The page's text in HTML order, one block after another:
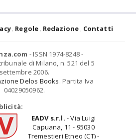
Regole Redazione Contatti
- ISSN 1974-8248 -
di Milano, n. 521 del 5
settembre 2006.
Delos Books. Partita Iva
04029050962.
EADV s.r.l. - Via Luigi
Capuana, 11 - 95030
Tremestieri Etneo (CT) -